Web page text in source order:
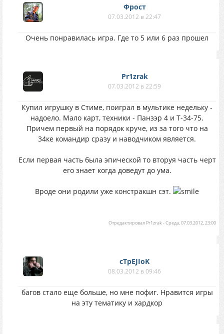
Фрост
07.03.2012 в 22:47
Очень понравилась игра. Где то 5 или 6 раз прошел
Pr1zrak
07.03.2012 в 22:59
Купил игрушку в Стиме, поиграл в мультике недельку -
надоело. Мало карт, техники - Панзэр 4 и Т-34-75.
Причем первый на порядок круче, из за того что на
34ке командир сразу и наводчиком является.
Если первая часть была эпической то вторуя часть черт
его знает когда доведут до ума.
Вроде они родили уже констракшн сэт.
Отредактировал Pr1zrak-Среда, 07.03.2012, 23:00
cTpEJIoK
08.03.2012 в 09:46
багов стало еще больше, но мне пофиг. Нравится игры
на эту тематику и хардкор